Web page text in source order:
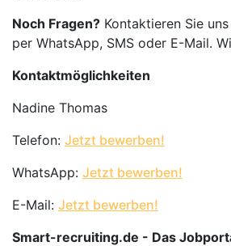
Noch Fragen? Kontaktieren Sie
per WhatsApp, SMS oder E-Mail.
Kontaktmöglichkeiten
Nadine Thomas
Telefon: Jetzt bewerben!
WhatsApp: Jetzt bewerben!
E-Mail: Jetzt bewerben!
Smart-recruiting.de - Das